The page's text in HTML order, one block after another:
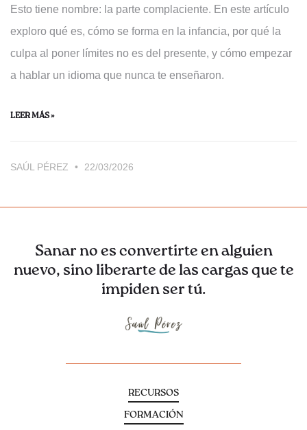
Esto tiene nombre: la parte complaciente. En este artículo
exploro qué es, cómo se forma en la infancia, por qué la
culpa al poner límites no es del presente, y cómo empezar
a hablar un idioma que nunca te enseñaron.
LEER MÁS »
SAÚL PÉREZ 22/03/2026
Sanar no es convertirte en alguien
nuevo, sino liberarte de las cargas que te
impiden ser tú.
RECURSOS
FORMACIÓN